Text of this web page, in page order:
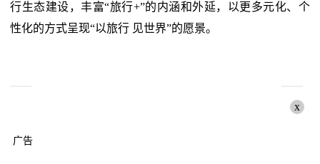
行生态建设，丰富“旅行+”的内涵和外延，以更多元化、个
性化的方式呈现“以旅行 见世界”的愿景。
x
广告